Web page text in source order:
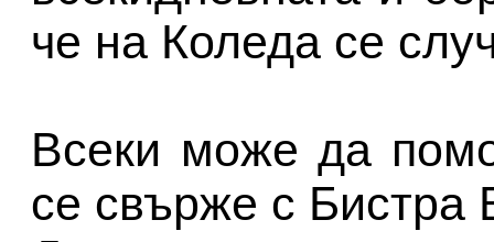
че на Коледа се
Всеки може да
се свърже с Бистра